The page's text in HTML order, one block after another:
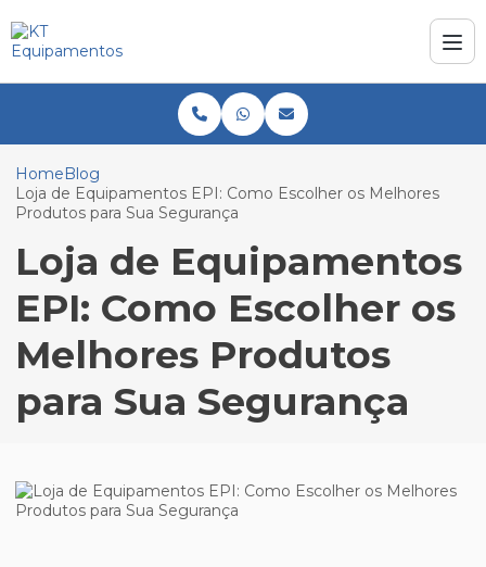
HomeBlog
Loja de Equipamentos EPI: Como Escolher os Melhores
Produtos para Sua Segurança
Loja de Equipamentos
EPI: Como Escolher os
Melhores Produtos
para Sua Segurança